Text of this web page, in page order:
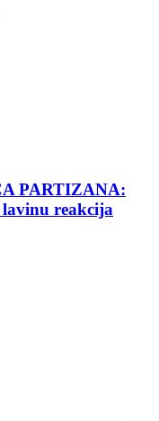
PARTIZANA:
lavinu reakcija